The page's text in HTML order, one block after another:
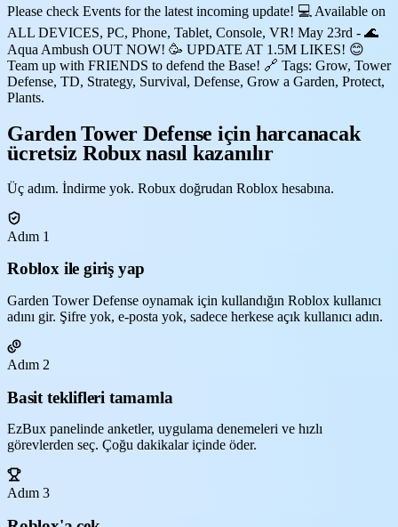
Please check Events for the latest incoming update! 💻 Available on
ALL DEVICES, PC, Phone, Tablet, Console, VR! May 23rd - 🌊
Aqua Ambush OUT NOW! 🥳 UPDATE AT 1.5M LIKES! 😊
Team up with FRIENDS to defend the Base! 🔗 Tags: Grow, Tower
Defense, TD, Strategy, Survival, Defense, Grow a Garden, Protect,
Plants.
Garden Tower Defense için harcanacak
ücretsiz Robux nasıl kazanılır
Üç adım. İndirme yok. Robux doğrudan Roblox hesabına.
Adım 1
Roblox ile giriş yap
Garden Tower Defense oynamak için kullandığın Roblox kullanıcı
adını gir. Şifre yok, e-posta yok, sadece herkese açık kullanıcı adın.
Adım 2
Basit teklifleri tamamla
EzBux panelinde anketler, uygulama denemeleri ve hızlı
görevlerden seç. Çoğu dakikalar içinde öder.
Adım 3